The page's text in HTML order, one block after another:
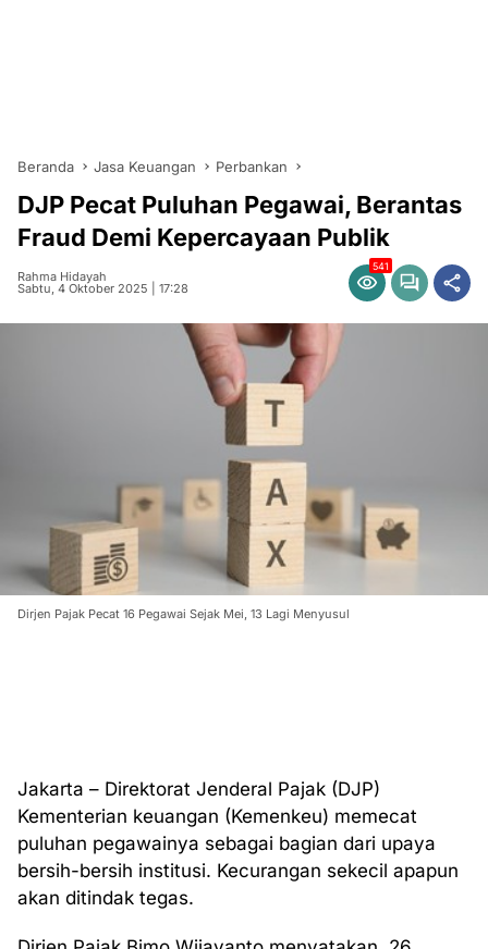
Beranda Jasa Keuangan Perbankan
DJP Pecat Puluhan Pegawai, Berantas
Fraud Demi Kepercayaan Publik
Rahma Hidayah
Sabtu, 4 Oktober 2025 | 17:28
541
Dirjen Pajak Pecat 16 Pegawai Sejak Mei, 13 Lagi Menyusul
Jakarta – Direktorat Jenderal Pajak (DJP)
Kementerian keuangan (Kemenkeu) memecat
puluhan pegawainya sebagai bagian dari upaya
bersih-bersih institusi. Kecurangan sekecil apapun
akan ditindak tegas.